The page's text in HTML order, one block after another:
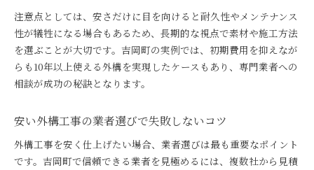
おしゃれで安い外構素材の選定ポイント
コンクリートを安くする外構工事の工夫
DIY活用で外構コストを下げる方法
DIYで安くできる外構工事の具体的な施工例
安い外構工事に役立つDIY素材の選び方
お金のかからない外構DIYの始め方と注意点
吉岡町で外構工事を安くするDIY活用術
注意点としては、安さだけに目を向けると耐久性やメンテナンス
性が犠牲になる場合もあるため、長期的な視点で素材や施工方法
を選ぶことが大切です。吉岡町の実例では、初期費用を抑えなが
らも10年以上使える外構を実現したケースもあり、専門業者への
相談が成功の秘訣となります。
安い外構工事の業者選びで失敗しないコツ
外構工事を安く仕上げたい場合、業者選びは最も重要なポイント
です。吉岡町で信頼できる業者を見極めるには、複数社から見積